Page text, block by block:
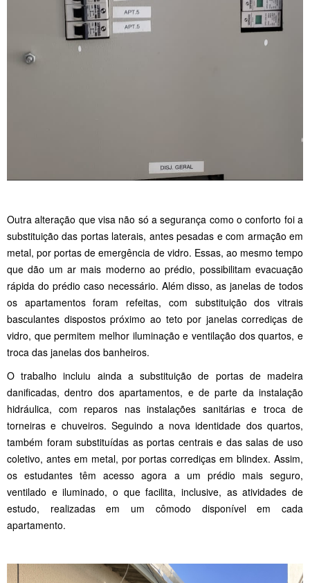
Outra alteração que visa não só a segurança como o conforto foi a
substituição das portas laterais, antes pesadas e com armação em
metal, por portas de emergência de vidro. Essas, ao mesmo tempo
que dão um ar mais moderno ao prédio, possibilitam evacuação
rápida do prédio caso necessário. Além disso, as janelas de todos
os apartamentos foram refeitas, com substituição dos vitrais
basculantes dispostos próximo ao teto por janelas corrediças de
vidro, que permitem melhor iluminação e ventilação dos quartos, e
troca das janelas dos banheiros.
O trabalho incluiu ainda a substituição de portas de madeira
danificadas, dentro dos apartamentos, e de parte da instalação
hidráulica, com reparos nas instalações sanitárias e troca de
torneiras e chuveiros. Seguindo a nova identidade dos quartos,
também foram substituídas as portas centrais e das salas de uso
coletivo, antes em metal, por portas corrediças em blindex. Assim,
os estudantes têm acesso agora a um prédio mais seguro,
ventilado e iluminado, o que facilita, inclusive, as atividades de
estudo, realizadas em um cômodo disponível em cada
apartamento.